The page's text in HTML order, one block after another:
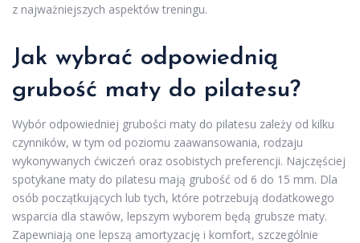
z najważniejszych aspektów treningu.
Jak wybrać odpowiednią
grubość maty do pilatesu?
Wybór odpowiedniej grubości maty do pilatesu zależy od kilku
czynników, w tym od poziomu zaawansowania, rodzaju
wykonywanych ćwiczeń oraz osobistych preferencji. Najczęściej
spotykane maty do pilatesu mają grubość od 6 do 15 mm. Dla
osób początkujących lub tych, które potrzebują dodatkowego
wsparcia dla stawów, lepszym wyborem będą grubsze maty.
Zapewniają one lepszą amortyzację i komfort, szczególnie